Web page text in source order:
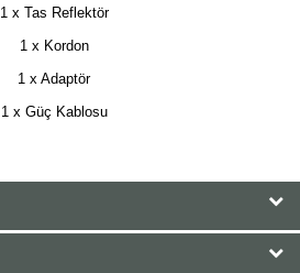
1 x Tas Reflektör
1 x Kordon
1 x Adaptör
1 x Güç Kablosu